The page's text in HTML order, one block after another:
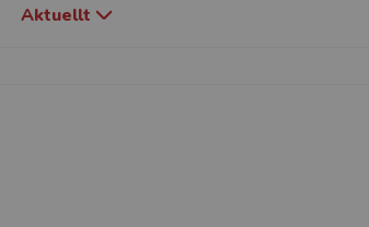
Aktuellt